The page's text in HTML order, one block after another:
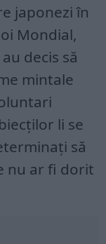
japonezi în
Mondial,
decis să
mintale
li se
să
nu ar fi dorit